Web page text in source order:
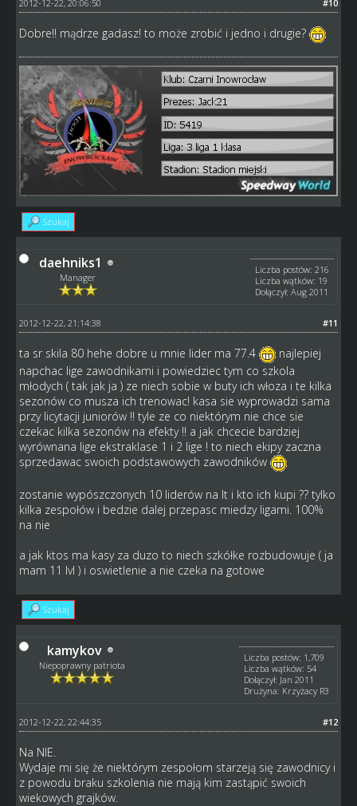
#10
2012-12-22, 20:06:50
Dobre!! mądrze gadasz! to może zrobić i jedno i drugie?
Szukaj
daehniks1
Manager
Liczba postów: 216
Liczba wątków: 19
Dołączył: Aug 2011
#11
2012-12-22, 21:14:38
ta sr skila 80 hehe dobre u mnie lider ma 77.4
najlepiej
napchac lige zawodnikami i powiedziec tym co szkola
młodych ( tak jak ja ) ze niech sobie w buty ich włoza i te kilka
sezonów co musza ich trenowac! kasa sie wyprowadzi sama
przy licytacji juniorów !! tyle ze co niektórym nie chce sie
czekac kilka sezonów na efekty !! a jak chcecie bardziej
wyrównana lige ekstraklase 1 i 2 lige ! to niech ekipy zaczna
sprzedawac swoich podstawowych zawodników
zostanie wypószczonych 10 liderów na lt i kto ich kupi ?? tylko
kilka zespołów i bedzie dalej przepasc miedzy ligami. 100%
na nie
a jak ktos ma kasy za duzo to niech szkółke rozbudowuje ( ja
mam 11 lvl ) i oswietlenie a nie czeka na gotowe
Szukaj
kamykov
Niepoprawny patriota
Liczba postów: 1,709
Liczba wątków: 54
Dołączył: Jan 2011
Drużyna: Krzyżacy R3
#12
2012-12-22, 22:44:35
Na NIE.
Wydaje mi się że niektórym zespołom starzeją się zawodnicy i
z powodu braku szkolenia nie mają kim zastąpić swoich
wiekowych grajków.